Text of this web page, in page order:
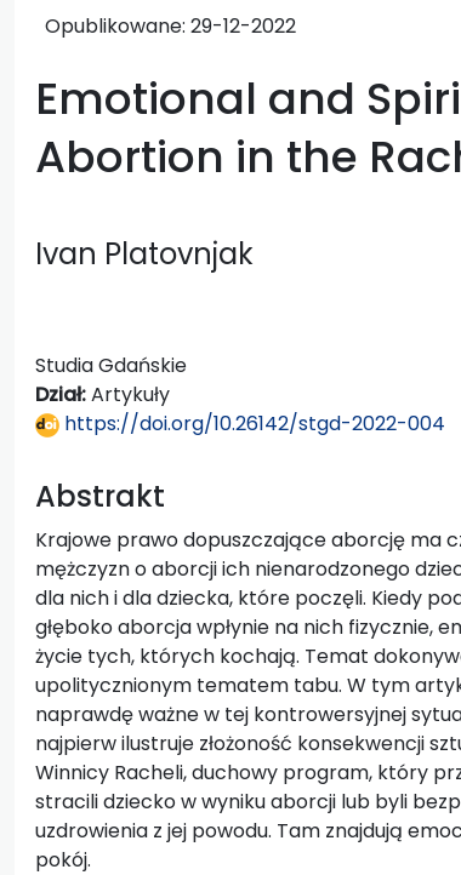
Opublikowane: 29-12-2022
Emotional and
Abortion in the
Ivan Platovnjak
Studia Gdańskie
Dział:Artykuły
https://doi.org/10.26142/stgd-2022-004
Abstrakt
Krajowe prawo dopuszczające aborcję ma
mężczyzn o aborcji ich nienarodzonego
dla nich i dla dziecka, które poczęli. Kiedy
głęboko aborcja wpłynie na nich fizycznie,
życie tych, których kochają. Temat
upolitycznionym tematem tabu. W tym
naprawdę ważne w tej kontrowersyjnej
najpierw ilustruje złożoność konsekwencji
Winnicy Racheli, duchowy program, który
stracili dziecko w wyniku aborcji lub byli
uzdrowienia z jej powodu. Tam znajdują
pokój.